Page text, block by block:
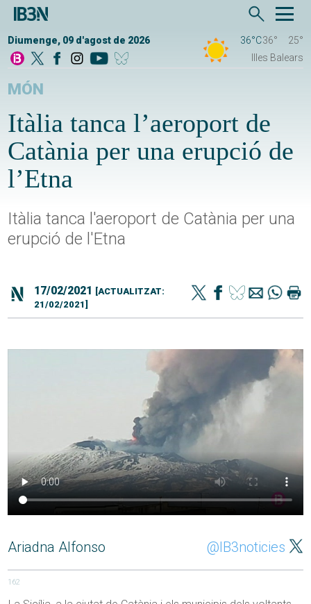
Diumenge, 09 d'agost de 2026 36°C36°
25°
Illes Balears
MÓN
Itàlia tanca l’aeroport de
Catània per una erupció de
l’Etna
Itàlia tanca l'aeroport de Catània per una
erupció de l'Etna
17/02/2021 [ACTUALITZAT:
21/02/2021]
Ariadna Alfonso @IB3noticies
162